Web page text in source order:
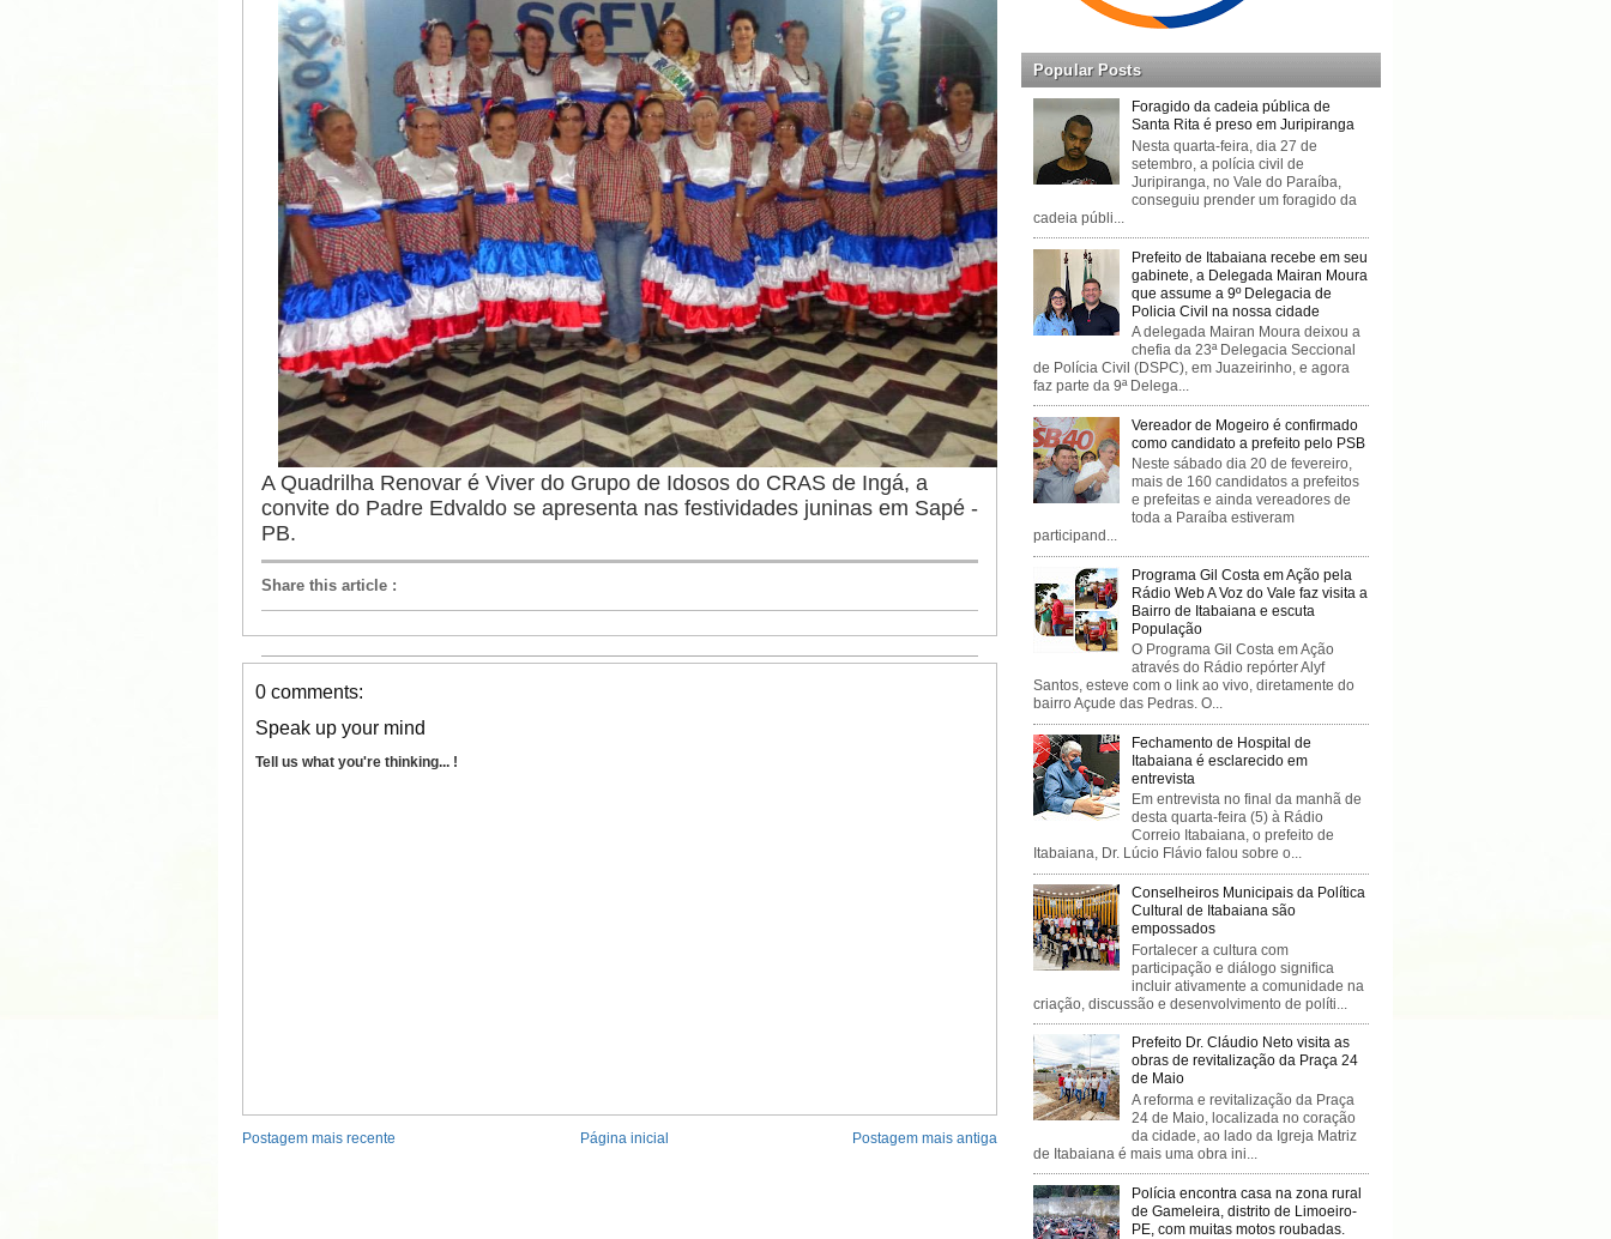
A Quadrilha Renovar é Viver do Grupo de Idosos do CRAS de Ingá, a
convite do Padre Edvaldo se apresenta nas festividades juninas em Sapé -
PB.
Share this article :
0 comments:
Speak up your mind
Tell us what you're thinking... !
Postagem mais recente Postagem mais antiga
Página inicial
Popular Posts
Foragido da cadeia pública de
Santa Rita é preso em Juripiranga
Nesta quarta-feira, dia 27 de
setembro, a polícia civil de
Juripiranga, no Vale do Paraíba,
conseguiu prender um foragido da
cadeia públi...
Prefeito de Itabaiana recebe em seu
gabinete, a Delegada Mairan Moura
que assume a 9º Delegacia de
Policia Civil na nossa cidade
A delegada Mairan Moura deixou a
chefia da 23ª Delegacia Seccional
de Polícia Civil (DSPC), em Juazeirinho, e agora
faz parte da 9ª Delega...
Vereador de Mogeiro é confirmado
como candidato a prefeito pelo PSB
Neste sábado dia 20 de fevereiro,
mais de 160 candidatos a prefeitos
e prefeitas e ainda vereadores de
toda a Paraíba estiveram
participand...
Programa Gil Costa em Ação pela
Rádio Web A Voz do Vale faz visita a
Bairro de Itabaiana e escuta
População
O Programa Gil Costa em Ação
através do Rádio repórter Alyf
Santos, esteve com o link ao vivo, diretamente do
bairro Açude das Pedras. O...
Fechamento de Hospital de
Itabaiana é esclarecido em
entrevista
Em entrevista no final da manhã de
desta quarta-feira (5) à Rádio
Correio Itabaiana, o prefeito de
Itabaiana, Dr. Lúcio Flávio falou sobre o...
Conselheiros Municipais da Política
Cultural de Itabaiana são
empossados
Fortalecer a cultura com
participação e diálogo significa
incluir ativamente a comunidade na
criação, discussão e desenvolvimento de políti...
Prefeito Dr. Cláudio Neto visita as
obras de revitalização da Praça 24
de Maio
A reforma e revitalização da Praça
24 de Maio, localizada no coração
da cidade, ao lado da Igreja Matriz
de Itabaiana é mais uma obra ini...
Polícia encontra casa na zona rural
de Gameleira, distrito de Limoeiro-
PE, com muitas motos roubadas.